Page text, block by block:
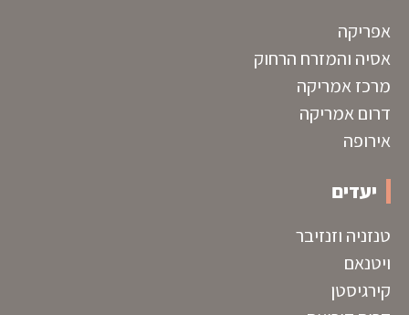
אפריקה
אסיה והמזרח הרחוק
מרכז אמריקה
דרום אמריקה
אירופה
יעדים
טנזניה וזנזיבר
ויטנאם
קירגיסטן